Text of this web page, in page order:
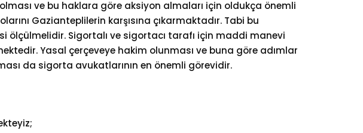
ve bu haklara göre aksiyon almaları için oldukça önemli
Gazianteplilerin karşısına çıkarmaktadır. Tabi bu
ölçülmelidir. Sigortalı ve sigortacı tarafı için maddi manevi
Yasal çerçeveye hakim olunması ve buna göre adımlar
da sigorta avukatlarının en önemli görevidir.